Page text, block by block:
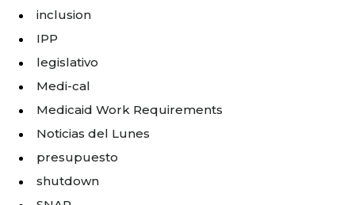
inclusion
IPP
legislativo
Medi-cal
Medicaid Work Requirements
Noticias del Lunes
presupuesto
shutdown